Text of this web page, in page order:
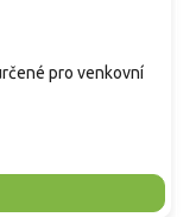
pro venkovní